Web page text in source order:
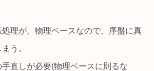
理が、物理ベースなので、序盤に真
う。
直しが必要(物理ベースに則るな